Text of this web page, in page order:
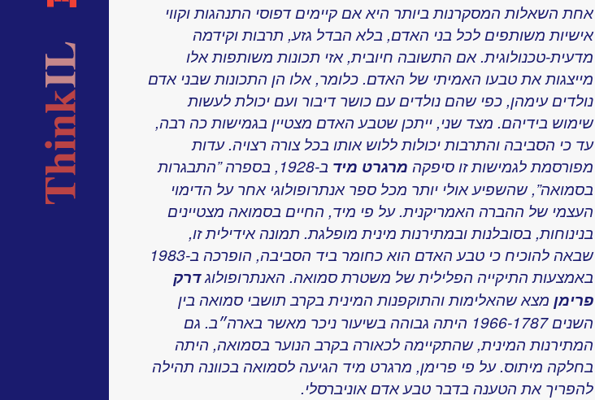
אחת השאלות המסקרנות ביותר היא אם קיימים דפוסי התנהגות וקווי
אישיות משותפים לכל בני האדם, בלא הבדל גזע, תרבות וקידמה
מדעית-טכנולוגית. אם התשובה חיובית, אזי תכונות משותפות אלו
מייצגות את טבעו האמיתי של האדם. כלומר, אלו הן התכונות שבני אדם
נולדים עימהן, כפי שהם נולדים עם כושר דיבור ועם יכולת לעשות
שימוש בידיהם. מצד שני, ייתכן שטבע האדם מצטיין בגמישות כה רבה,
עד כי הסביבה והתרבות יכולות ללוש אותו בכל צורה רצויה. עדות
מפורסמת לגמישות זו סיפקה מרגרט מיד
ב-1928, בספרה ”התבגרות
בסמואה”, שהשפיע אולי יותר מכל ספר אנתרופולוגי אחר על הדימוי
העצמי של ההברה האמריקנית. על פי מיד, החיים בסמואה מצטיינים
בנינוחות, בסובלנות ובמתירנות מינית מופלגת. תמונה אידילית זו,
שבאה להוכיח כי טבע האדם הוא כחומר ביד הסביבה, הופרכה ב-1983
באמצעות התיקייה הפלילית של משטרת סמואה. האנתרופולוגדרק
פרימן מצא שהאלימות והתוקפנות המינית בקרב תושבי סמואה בין
השנים 1966-1787 היתה גבוהה בשיעור ניכר מאשר בארה״ב. גם
המתירנות המינית, שהתקיימה לכאורה בקרב הנוער בסמואה, היתה
בחלקה מיתוס. על פי פרימן, מרגרט מיד הגיעה לסמואה בכוונה תהילה
להפריך את הטענה בדבר טבע אדם אוניברסלי.